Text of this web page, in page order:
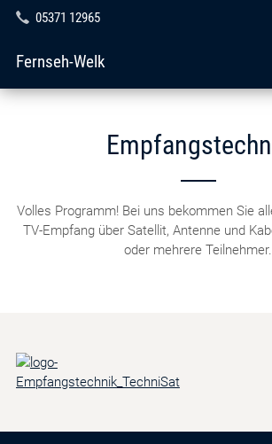
05371 12965
Fernseh-Welk
Volles Programm! Bei uns bekommen Sie
TV-Empfang über Satellit, Antenne und
oder mehrere Teilnehmer.